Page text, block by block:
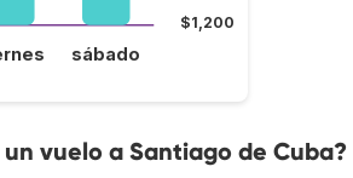
$1,200
sábado
vuelo a Santiago de Cuba?